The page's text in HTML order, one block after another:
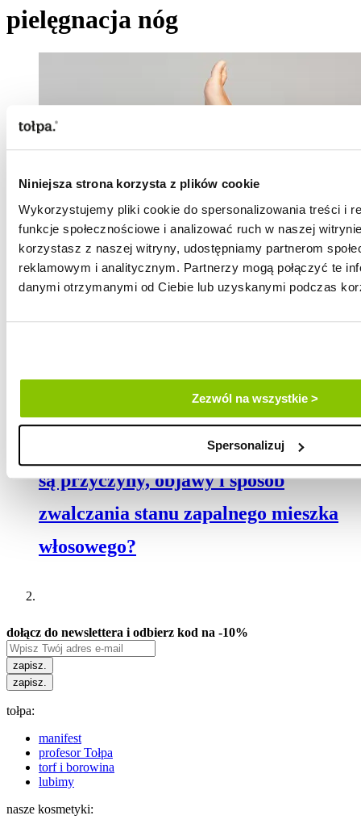
Niniejsza strona korzysta z plików cookie
Wykorzystujemy pliki cookie do spersonalizowania treści i
funkcje społecznościowe i analizować ruch w naszej
korzystasz z naszej witryny, udostępniamy partnerom
reklamowym i analitycznym. Partnerzy mogą połączyć te
danymi otrzymanymi od Ciebie lub uzyskanymi podczas
Zezwól na wszystkie >
Spersonalizuj
pielęgnacja nóg
Zapalenie mieszków włosowych. Jakie
są przyczyny, objawy i sposób
zwalczania stanu zapalnego mieszka
włosowego?
dołącz do newslettera i odbierz kod na -10%
zapisz.
zapisz.
tołpa:
manifest
profesor Tołpa
torf i borowina
lubimy
nasze kosmetyki: